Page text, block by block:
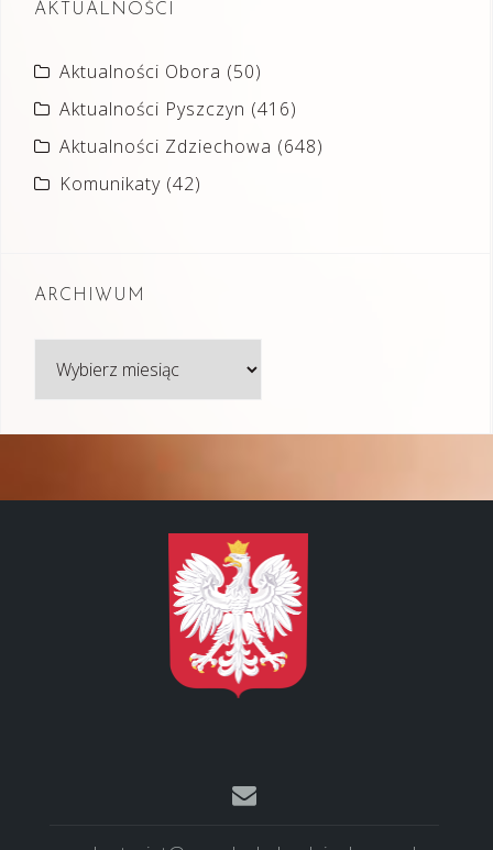
AKTUALNOŚCI
Aktualności Obora (50)
Aktualności Pyszczyn (416)
Aktualności Zdziechowa (648)
Komunikaty (42)
ARCHIWUM